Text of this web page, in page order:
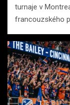
turnaje v
francouzského